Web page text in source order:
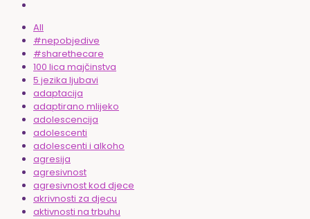
All
#nepobjedive
#sharethecare
100 lica majčinstva
5 jezika ljubavi
adaptacija
adaptirano mlijeko
adolescencija
adolescenti
adolescenti i alkoho
agresija
agresivnost
agresivnost kod djece
akrivnosti za djecu
aktivnosti na trbuhu